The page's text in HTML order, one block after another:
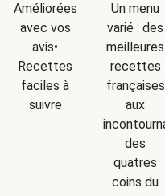
Améliorées
avec vos
avis•
Recettes
faciles à
suivre
Un menu
varié : des
meilleures
recettes
françaises
aux
des
quatres
coins du